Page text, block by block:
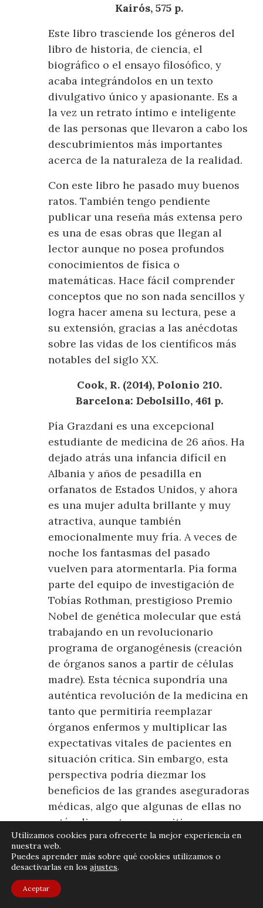
Kairós, 575 p.
Este libro trasciende los géneros del
libro de historia, de ciencia, el
biográfico o el ensayo filosófico, y
acaba integrándolos en un texto
divulgativo único y apasionante. Es a
la vez un retrato íntimo e inteligente
de las personas que llevaron a cabo los
descubrimientos más importantes
acerca de la naturaleza de la realidad.
Con este libro he pasado muy buenos
ratos. También tengo pendiente
publicar una reseña más extensa pero
es una de esas obras que llegan al
lector aunque no posea profundos
conocimientos de física o
matemáticas. Hace fácil comprender
conceptos que no son nada sencillos y
logra hacer amena su lectura, pese a
su extensión, gracias a las anécdotas
sobre las vidas de los científicos más
notables del siglo XX.
Cook, R. (2014), Polonio 210.
Barcelona: Debolsillo, 461 p.
Pía Grazdani es una excepcional
estudiante de medicina de 26 años. Ha
dejado atrás una infancia difícil en
Albania y años de pesadilla en
orfanatos de Estados Unidos, y ahora
es una mujer adulta brillante y muy
atractiva, aunque también
emocionalmente muy fría. A veces de
noche los fantasmas del pasado
vuelven para atormentarla. Pía forma
parte del equipo de investigación de
Tobías Rothman, prestigioso Premio
Nobel de genética molecular que está
trabajando en un revolucionario
programa de organogénesis (creación
de órganos sanos a partir de células
madre). Esta técnica supondría una
auténtica revolución de la medicina en
tanto que permitiría reemplazar
órganos enfermos y multiplicar las
expectativas vitales de pacientes en
situación crítica. Sin embargo, esta
perspectiva podría diezmar los
beneficios de las grandes aseguradoras
médicas, algo que algunas de ellas no
están dispuestas a permitir.
Mala, muy mala. Sin paliativos. No
pierdan el tiempo.
Murakami, H. (2014), Underground.
Utilizamos cookies para ofrecerte la mejor experiencia en
nuestra web.
Puedes aprender más sobre qué cookies utilizamos o
desactivarlas en los ajustes.
Aceptar